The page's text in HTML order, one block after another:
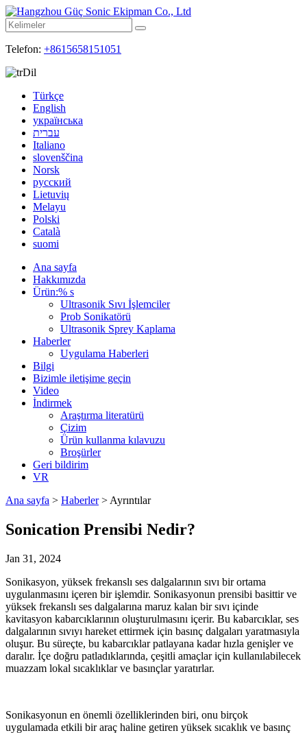
Telefon: +8615658151051
Dil
Türkçe
English
українська
עברית
Italiano
slovenščina
Norsk
русский
Lietuvių
Melayu
Polski
Català
suomi
Ana sayfa
Hakkımızda
Ürün:% s
Ultrasonik Sıvı İşlemciler
Prob Sonikatörü
Ultrasonik Sprey Kaplama
Haberler
Uygulama Haberleri
Bilgi
Bizimle iletişime geçin
Video
İndirmek
Araştırma literatürü
Çizim
Ürün kullanma kılavuzu
Broşürler
Geri bildirim
VR
Ana sayfa > Haberler> Ayrıntılar
Sonication Prensibi Nedir?
Jan 31, 2024
Sonikasyon, yüksek frekanslı ses dalgalarının sıvı bir ortama
uygulanmasını içeren bir işlemdir. Sonikasyonun prensibi basittir ve
yüksek frekanslı ses dalgalarına maruz kalan bir sıvı içinde
kavitasyon kabarcıklarının oluşturulmasını içerir. Bu kabarcıklar, ses
dalgalarının sıvıyı hareket ettirmek için basınç dalgaları yaratmasıyla
oluşur. Bu süreçte, bu kabarcıklar patlayana kadar hızla genişler ve
daralır. İçe doğru patladıklarında, çeşitli amaçlar için kullanılabilecek
muazzam lokal sıcaklıklar ve basınçlar yaratırlar.
Sonikasyonun en önemli özelliklerinden biri, onu birçok
uygulamada etkili bir araç haline getiren yüksek sıcaklık ve basınç